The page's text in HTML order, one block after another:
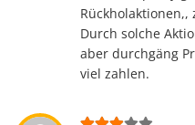
Rückholaktionen,,
Durch solche
aber durchgäng
viel zahlen.